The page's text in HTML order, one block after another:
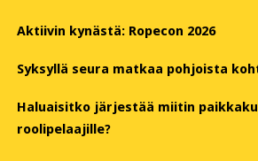
Aktiivin kynästä: Ropecon 2026
Syksyllä seura matkaa pohjoista
Haluaisitko järjestää miitin
roolipelaajille?